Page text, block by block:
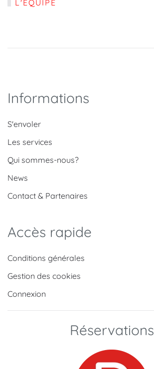
L'EQUIPE
Informations
S'envoler
Les services
Qui sommes-nous?
News
Contact & Partenaires
Accès rapide
Conditions générales
Gestion des cookies
Connexion
Réservations